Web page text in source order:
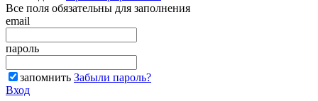
Все поля обязательны для заполнения
email
пароль
запомнить Забыли пароль?
Вход